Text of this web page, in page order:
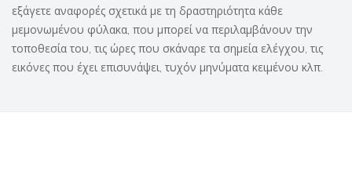
εξάγετε αναφορές σχετικά με τη δραστηριότητα κάθε
μεμονωμένου φύλακα, που μπορεί να περιλαμβάνουν την
τοποθεσία του, τις ώρες που σκάναρε τα σημεία ελέγχου, τις
εικόνες που έχει επισυνάψει, τυχόν μηνύματα κειμένου κλπ.